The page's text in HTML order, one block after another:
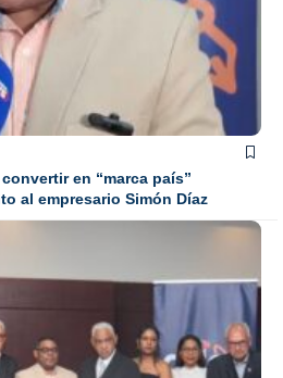
en “marca país”
al empresario Simón Díaz